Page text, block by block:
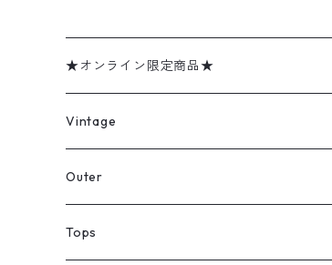
★オンライン限定商品★
ミリタリーデッドストック
アウター
デニムジャケット
トップス
Vintage
Jacket
Tee
Outer
コート
Tops